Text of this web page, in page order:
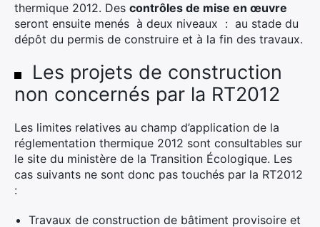
thermique 2012. Des contrôles de mise en œuvre
seront ensuite menés à deux niveaux : au stade du
dépôt du permis de construire et à la fin des travaux.
Les projets de construction
non concernés par la RT2012
Les limites relatives au champ d’application de la
réglementation thermique 2012 sont consultables sur
le site du ministère de la Transition Écologique. Les
cas suivants ne sont donc pas touchés par la RT2012
:
Travaux de construction de bâtiment provisoire et